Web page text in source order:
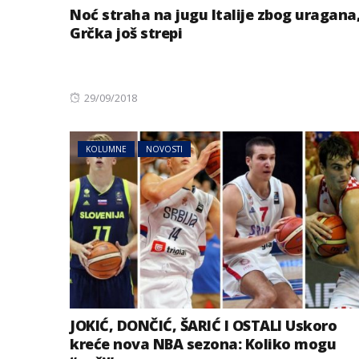
Noć straha na jugu Italije zbog
Grčka još strepi
Posted
29/09/2018
KOLUMNE NOVOSTI
JOKIĆ, DONČIĆ, ŠARIĆ I OSTALI Uskoro
kreće nova NBA sezona: Koliko mogu
AUSTRIJA NOVOSTI
Jake grmljavine
dijelovima